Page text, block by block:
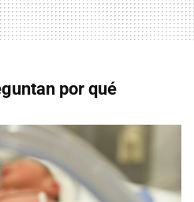
por qué